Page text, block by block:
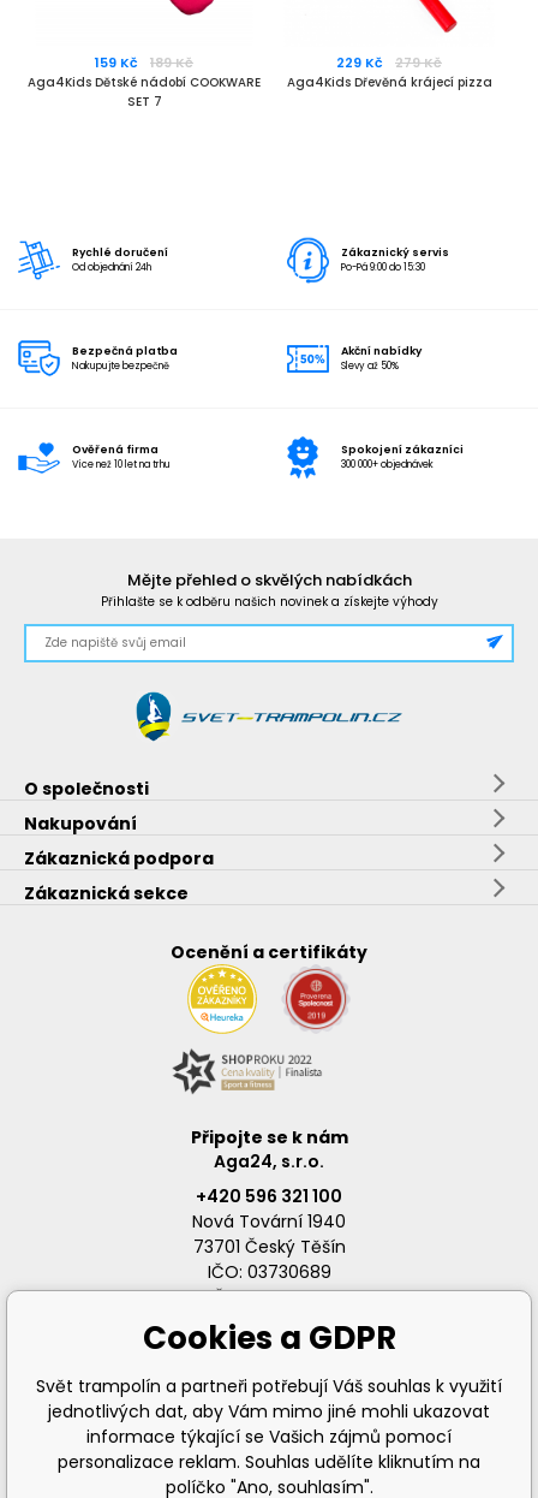
159 Kč 189 Kč
Aga4Kids Dětské nádobí COOKWARE
SET 7
229 Kč 279 Kč
Aga4Kids Dřevěná krájecí pizza
Rychlé doručení
Od objednání 24h
Zákaznický servis
Po-Pá 9:00 do 15:30
Bezpečná platba
Nakupujte bezpečně
Akční nabídky
Slevy až 50%
Ověřená firma
Více než 10 let na trhu
Spokojení zákazníci
300 000+ objednávek
Mějte přehled o skvělých nabídkách
Přihlašte se k odběru našich novinek a získejte výhody
O společnosti
Nakupování
Zákaznická podpora
Zákaznická sekce
Ocenění a certifikáty
Připojte se k nám
Aga24, s.r.o.
+420 596 321 100
Nová Tovární 1940
73701 Český Těšín
IČO: 03730689
DIČ: CZ03730689
info@svet-trampolin.cz
Cookies a GDPR
Svět trampolín a partneři potřebují Váš souhlas k využití
jednotlivých dat, aby Vám mimo jiné mohli ukazovat
informace týkající se Vašich zájmů pomocí
personalizace reklam. Souhlas udělíte kliknutím na
políčko "Ano, souhlasím".